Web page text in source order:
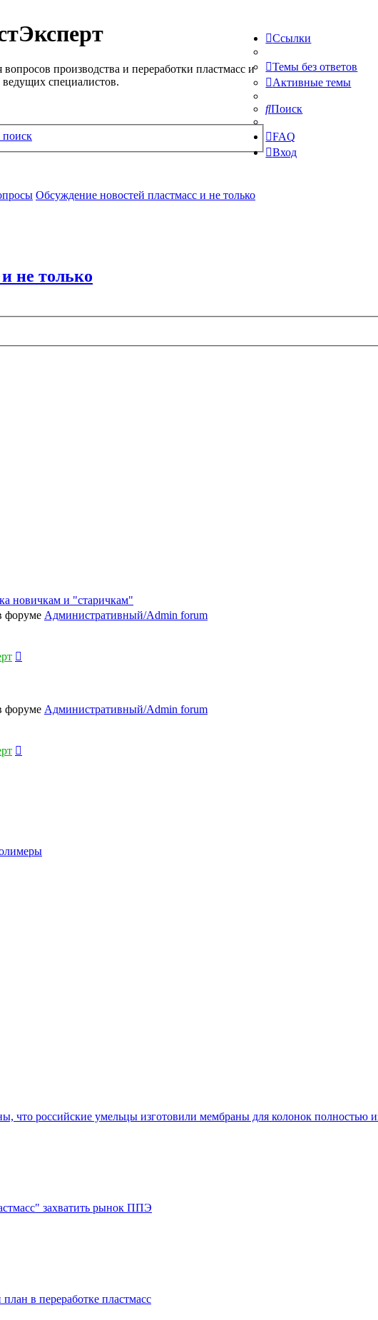
производства и переработки пластмасс и
специалистов.
Ссылки
Темы без ответов
Активные темы
Поиск
FAQ
Вход
Обсуждение новостей пластмасс и не только
не только
новичкам и "старичкам"
форуме Административный/Admin forum
форуме Административный/Admin forum
что российские умельцы изготовили мембраны для колонок полностью
захватить рынок ППЭ
в переработке пластмасс